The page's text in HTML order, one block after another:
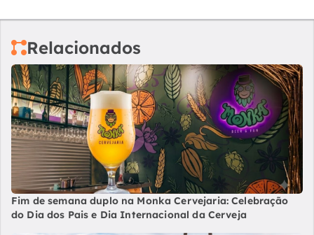
Relacionados
Fim de semana duplo na Monka Cervejaria: Celebração
do Dia dos Pais e Dia Internacional da Cerveja